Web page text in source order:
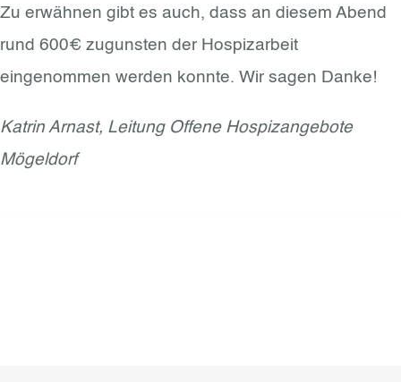
Zu erwähnen gibt es auch, dass an diesem Abend
rund 600€ zugunsten der Hospizarbeit
eingenommen werden konnte. Wir sagen Danke!
Katrin Arnast, Leitung Offene Hospizangebote
Mögeldorf